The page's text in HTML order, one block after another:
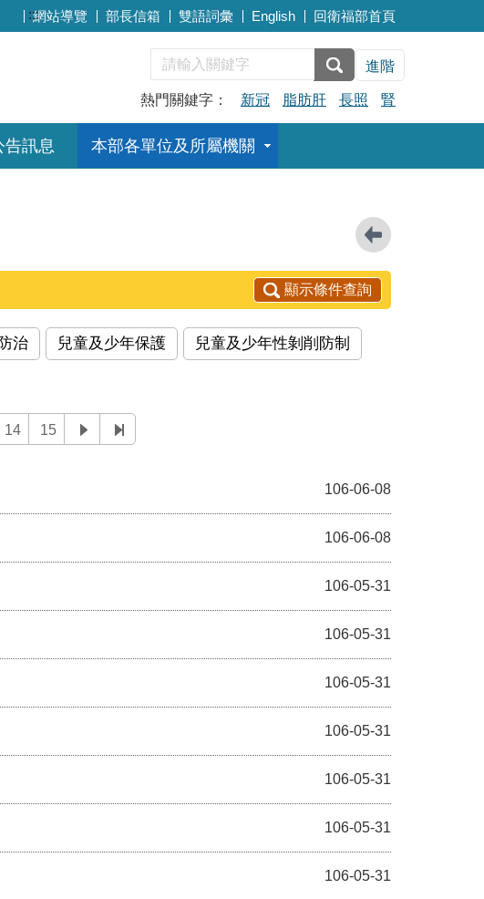
:::網站導覽 部長信箱 雙語詞彙 English 回衛福部首頁
進階
熱門關鍵字： 新冠 脂肪肝 長照 腎
告訊息 本部各單位及所屬機關
顯示條件查詢
治 兒童及少年保護 兒童及少年性剝削防制
14 15
106-06-08
106-06-08
106-05-31
106-05-31
106-05-31
106-05-31
106-05-31
106-05-31
106-05-31